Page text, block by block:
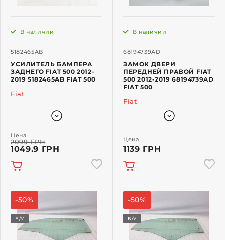
5182465AB
В наличии
УСИЛИТЕЛЬ БАМПЕРА
ЗАДНЕГО FIAT 500 2012-
2019 5182465AB FIAT 500
Fiat
Цена
2099 ГРН
1049.9 ГРН
68194739AD
В наличии
ЗАМОК ДВЕРИ
ПЕРЕДНЕЙ ПРАВОЙ FIAT
500 2012-2019 68194739AD
FIAT 500
Fiat
Цена
1139 ГРН
-50%
Б/У
-50%
Б/У